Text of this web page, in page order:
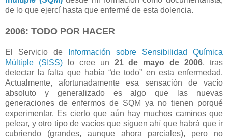
de lo que ejercí hasta que enfermé de esta dolencia.
2006: TODO POR HACER
El Servicio de
Información sobre Sensibilidad Química
Múltiple (SISS)lo cree un 21 de mayo de 2006, tras
detectar la falta que había “de todo” en esta enfermedad.
Actualmente, afortunadamente esa sensación de vacío
absoluto y generalizado es algo que las nuevas
generaciones de enfermos de SQM ya no tienen porqué
experimentar. Es cierto que aún hay muchos caminos que
pelear, y otro tipo de vacíos que siguen ahí que habrá que ir
cubriendo (grandes, aunque ahora parciales), pero no